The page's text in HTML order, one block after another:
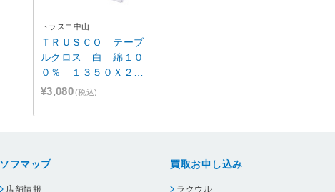
トラスコ中山
ＴＲＵＳＣＯ テーブ
ルクロス 白 綿１０
０％ １３５０Ｘ２４
００ｍｍ TTC-135240
¥3,080(税込)
ソフマップ
店舗情報
買取お申し込み
ラクウル